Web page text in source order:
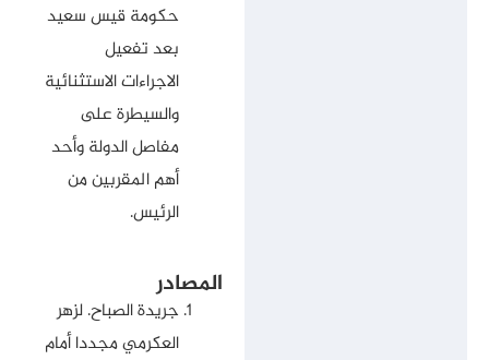
حكومة قيس سعيد
بعد تفعيل
الاجراءات الاستثنائية
والسيطرة على
مفاصل الدولة وأحد
أهم المقربين من
الرئيس.
المصادر
جريدة الصباح.لزهر
العكرمي مجددا أمام